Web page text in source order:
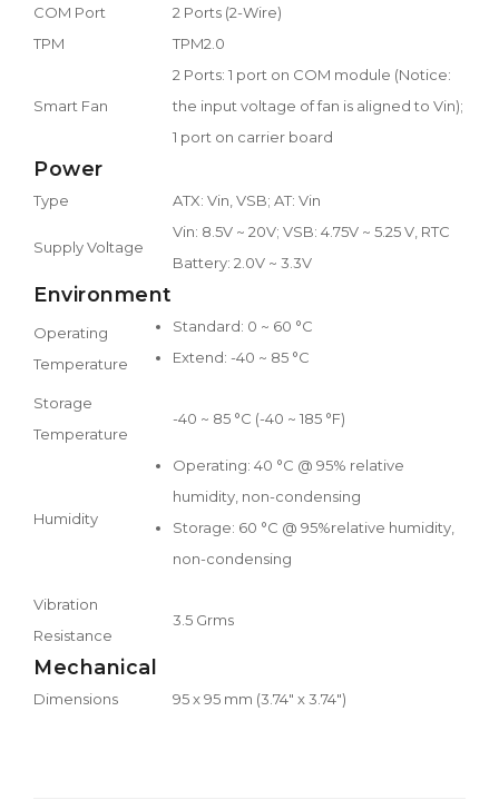
COM Port
2 Ports (2-Wire)
TPM
TPM2.0
Smart Fan
2 Ports: 1 port on COM module (Notice:
the input voltage of fan is aligned to Vin);
1 port on carrier board
Power
Type ATX: Vin, VSB; AT: Vin
Supply Voltage
Vin: 8.5V ~ 20V; VSB: 4.75V ~ 5.25 V, RTC
Battery: 2.0V ~ 3.3V
Environment
Operating
Temperature
Standard: 0 ~ 60 °C
Extend: -40 ~ 85 °C
Storage
Temperature
-40 ~ 85 °C (-40 ~ 185 °F)
Humidity
Operating: 40 °C @ 95% relative
humidity, non-condensing
Storage: 60 °C @ 95%relative humidity,
non-condensing
Vibration
Resistance
3.5 Grms
Mechanical
Dimensions 95 x 95 mm (3.74" x 3.74")